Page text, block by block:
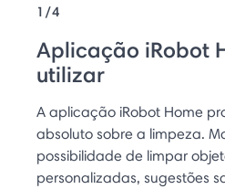
1/4
Aplicação iRobot
utilizar
A aplicação iRobot Home
absoluto sobre a limpeza.
possibilidade de limpar
personalizadas, sugestões